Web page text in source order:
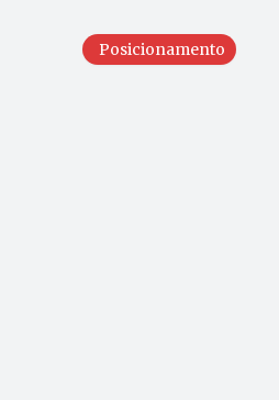
Posicionamento